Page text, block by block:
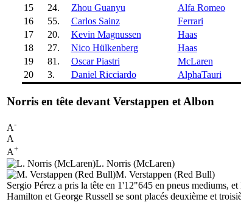
15
24. Zhou Guanyu Alfa Romeo
16
55. Carlos Sainz Ferrari
17
20. Kevin Magnussen Haas
18
27. Nico Hülkenberg Haas
19
81. Oscar Piastri McLaren
20
3. Daniel Ricciardo AlphaTauri
Norris en tête devant Verstappen et Albon
A-
A
A+
L. Norris (McLaren)
M. Verstappen (Red Bull)
Sergio Pérez a pris la tête en 1'12"645 en pneus mediums,
Hamilton et George Russell se sont placés deuxième et